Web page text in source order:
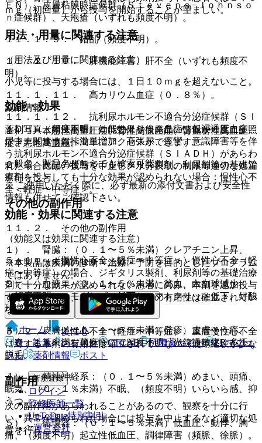
ＥＮ）、皮膚粘膜眼症候群（Ｓｔｅｖｅｎｓ−Ｊｏｈｎｓｏ
ｎ症候群）、天疱瘡（いずれも頻度不明）。
１１．１．９． 錯乱（頻度不明）。
１１．１．１０． 肝機能障害、肝不全（いずれも頻度不
明）。
１１．１．１１． 高カリウム血症（０．８％）。
１１．１．１２． 抗利尿ホルモン不適合分泌症候群（ＳＩ
ＡＤＨ）（頻度不明）：低ナトリウム血症、低浸透圧血症、
尿中ナトリウム排泄量増加、高張尿、痙攣、意識障害等を伴
う抗利尿ホルモン不適合分泌症候群（ＳＩＡＤＨ）があらわ
れた場合には、投与を中止し、水分摂取の制限等適切な処置
を行うこと。
その他の副作用
１１．２． その他の副作用
１）． 腎臓：（０．１〜５％未満）クレアチニン上昇、
（０．１％未満）ＢＵＮ上昇。
２）． 血液：（０．１〜５％未満）貧血、白血球減少、
（頻度不明）ヘモグロビン低下、ヘマトクリット低下、好酸
球増多。
３）． 皮膚：（０．１〜５％未満）発疹、皮膚そう痒、
（０．１％未満）蕁麻疹、（頻度不明）光線過敏症、多汗、
脱毛。
４）． 精神神経系：（０．１〜５％未満）めまい、頭痛、
眠気、（０．１％未満）不眠、（頻度不明）いらいら感、抑
うつ。
５）． 循環器：（０．１〜５％未満）低血圧、動悸、胸
痛、（頻度不明）起立性低血圧、調律障害（頻脈、徐脈）。
ｍｇ（初回量）から投与を開始することが望ましい。
用法・用量に関連する注意
（用法及び用量に関連する注意）
小児等に投与する場合には、１日１０ｍｇを超えないこと。
効能・効果
１）． 本態性高血圧症、腎性高血圧症、腎血管性高血圧
症、悪性高血圧。
２）． 次記の状態で、ジギタリス製剤、利尿剤等の基礎治
療剤を投与しても十分な効果が認められない場合：慢性心不
全＜軽症〜中等症＞。
効能・効果に関連する注意
（効能又は効果に関連する注意）
５．１． 〈慢性心不全＜軽症〜中等症＞〉慢性心不全（軽
症〜中等症）の場合、ジギタリス製剤、利尿剤等の基礎治療
剤で十分な効果が認められない患者にのみ、本剤を追加投与
すること（なお、本剤の単独投与での有用性は確立されてい
ない）。
５．２． 〈慢性心不全（軽症〜中等症）〉重症慢性心不全
に対する本剤の有用性は確立されていない（使用経験が少な
い）。
副作用
次の副作用があらわれることがあるので、観察を十分に行
い、異常が認められた場合には投与を中止するなど適切な処
置を行うこと。
薬剤情報
薬剤写真、用法用量、効能効果や後発品の情報が一度に参照
でき、関連情報へ簡単にアクセスができます。
一般名、製品名どちらでも検索可能！
※ ご使用いただく際に、必ず最新の添付文書および安全性
情報も併せてご確認下さい。
※本製品は疾病の診断・治療・予防を目的としたプログラム
ではありません。
ホーム
ノート
表・計算
レジメン CTCAE 抗菌薬ガイド
ERマニュ
アル
薬剤情報 ポスト
新規登録
ログイン
監修医師一覧
UpToDate特別割引
運営会社